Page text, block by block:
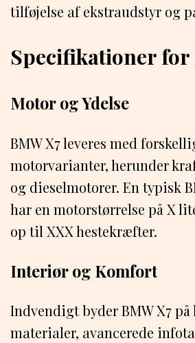
tilføjelse af ekstraudstyr og
Specifikationer for
Motor og Ydelse
BMW X7 leveres med
motorvarianter, herunder
og dieselmotorer. En typisk
har en motorstørrelse på X
op til XXX hestekræfter.
Interiør og Komfort
Indvendigt byder BMW X7
materialer, avancerede